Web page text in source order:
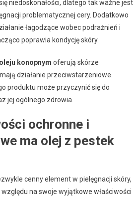
niedoskonałości, dlatego tak ważne jest
problematycznej cery. Dodatkowo
łagodzące wobec podrażnień i
poprawia kondycję skóry.
oleju konopnym oferują skórze
działanie przeciwstarzeniowe.
produktu może przyczynić się do
jej ogólnego zdrowia.
ochronne i
ma olej z pestek
cenny element w pielęgnacji skóry,
na swoje wyjątkowe właściwości